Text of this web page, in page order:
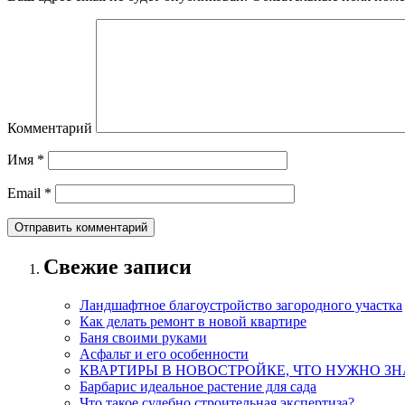
Комментарий
Имя *
Email *
Свежие записи
Ландшафтное благоустройство загородного участка
Как делать ремонт в новой квартире
Баня своими руками
Асфальт и его особенности
КВАРТИРЫ В НОВОСТРОЙКЕ, ЧТО НУЖНО
Барбарис идеальное растение для сада